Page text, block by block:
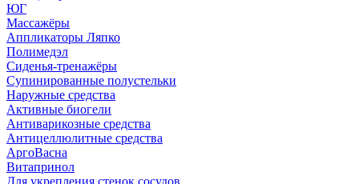
ЮГ
Массажёры
Аппликаторы Ляпко
Полимедэл
Сиденья-тренажёры
Супинированные полустельки
Наружные средства
Активные биогели
Антиварикозные средства
Антицеллюлитные средства
АргоВасна
Витапринол
Для укрепления стенок сосудов